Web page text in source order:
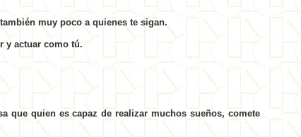
muy poco a quienes te sigan.
y actuar como tú.
que quien es capaz de realizar muchos sueños, comete